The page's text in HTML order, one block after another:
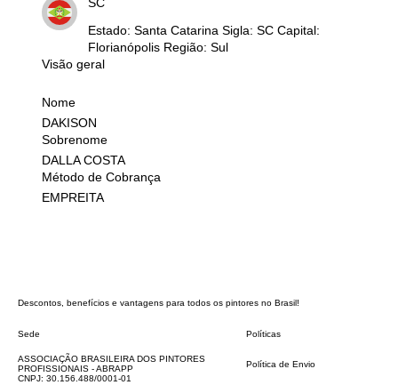
Estado: Santa Catarina Sigla: SC Capital:
Florianópolis Região: Sul
Visão geral
Nome
DAKISON
Sobrenome
DALLA COSTA
Método de Cobrança
EMPREITA
Descontos, benefícios e vantagens para todos os pintores no Brasil!
Sede
ASSOCIAÇÃO BRASILEIRA DOS PINTORES
PROFISSIONAIS - ABRAPP
CNPJ: 30.156.488/0001-01
Políticas
Política de Envio